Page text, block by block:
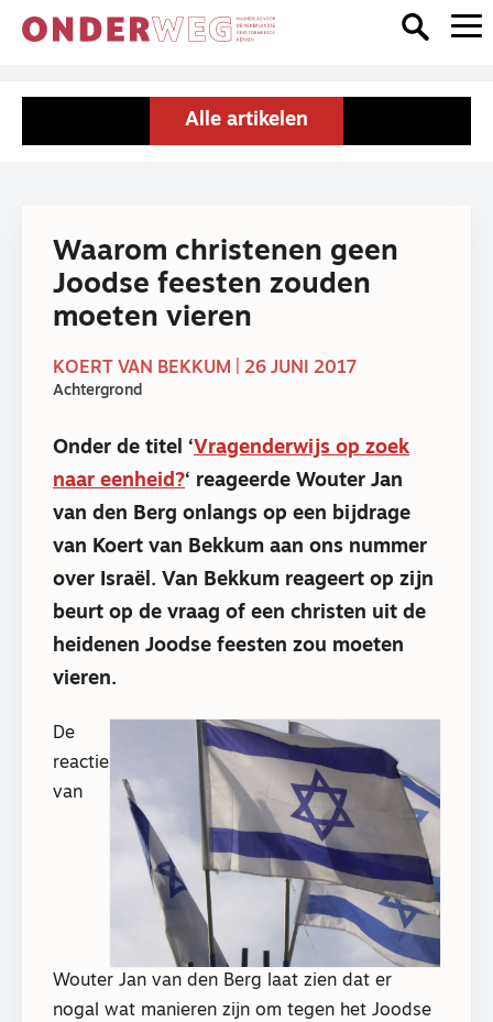
Alle artikelen
Waarom christenen geen
Joodse feesten zouden
moeten vieren
KOERT VAN BEKKUM | 26 JUNI 2017
Achtergrond
Onder de titel ‘Vragenderwijs op zoek
naar eenheid?‘ reageerde Wouter Jan
van den Berg onlangs op een bijdrage
van Koert van Bekkum aan ons nummer
over Israël. Van Bekkum reageert op zijn
beurt op de vraag of een christen uit de
heidenen Joodse feesten zou moeten
vieren.
De
reactie
van
Wouter Jan van den Berg laat zien dat er
nogal wat manieren zijn om tegen het Joodse